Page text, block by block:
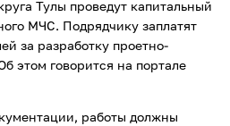
Тулы проведут капитальный
МЧС. Подрядчику заплатят
за разработку проетно-
этом говорится на портале
работы должны